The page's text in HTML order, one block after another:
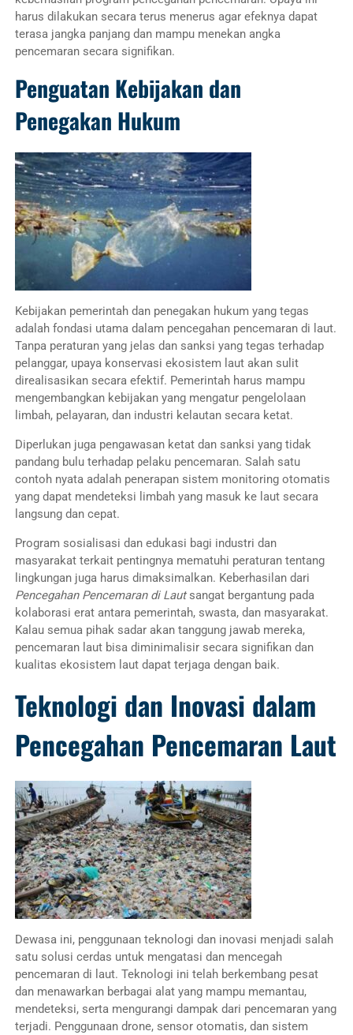
harus dilakukan secara terus menerus agar efeknya dapat
terasa jangka panjang dan mampu menekan angka
pencemaran secara signifikan.
Penguatan Kebijakan dan
Penegakan Hukum
Kebijakan pemerintah dan penegakan hukum yang tegas
adalah fondasi utama dalam pencegahan pencemaran di laut.
Tanpa peraturan yang jelas dan sanksi yang tegas terhadap
pelanggar, upaya konservasi ekosistem laut akan sulit
direalisasikan secara efektif. Pemerintah harus mampu
mengembangkan kebijakan yang mengatur pengelolaan
limbah, pelayaran, dan industri kelautan secara ketat.
Diperlukan juga pengawasan ketat dan sanksi yang tidak
pandang bulu terhadap pelaku pencemaran. Salah satu
contoh nyata adalah penerapan sistem monitoring otomatis
yang dapat mendeteksi limbah yang masuk ke laut secara
langsung dan cepat.
Program sosialisasi dan edukasi bagi industri dan
masyarakat terkait pentingnya mematuhi peraturan tentang
lingkungan juga harus dimaksimalkan. Keberhasilan dari
Pencegahan Pencemaran di Lautsangat bergantung pada
kolaborasi erat antara pemerintah, swasta, dan masyarakat.
Kalau semua pihak sadar akan tanggung jawab mereka,
pencemaran laut bisa diminimalisir secara signifikan dan
kualitas ekosistem laut dapat terjaga dengan baik.
Teknologi dan Inovasi dalam
Pencegahan Pencemaran Laut
Dewasa ini, penggunaan teknologi dan inovasi menjadi salah
satu solusi cerdas untuk mengatasi dan mencegah
pencemaran di laut. Teknologi ini telah berkembang pesat
dan menawarkan berbagai alat yang mampu memantau,
mendeteksi, serta mengurangi dampak dari pencemaran yang
terjadi. Penggunaan drone, sensor otomatis, dan sistem